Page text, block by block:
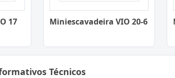
17 Miniescavadeira VIO 20-6
Técnicos